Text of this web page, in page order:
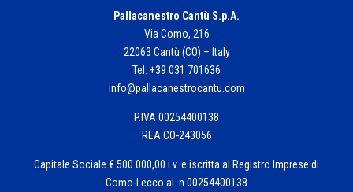
Pallacanestro Cantù S.p.A.
Via Como, 216
22063 Cantù (CO) – Italy
Tel. +39 031 701636
info@pallacanestrocantu.com
P.IVA 00254400138
REA CO-243056
Capitale Sociale €.500.000,00 i.v. e iscritta al Registro Imprese di
Como-Lecco al. n.00254400138